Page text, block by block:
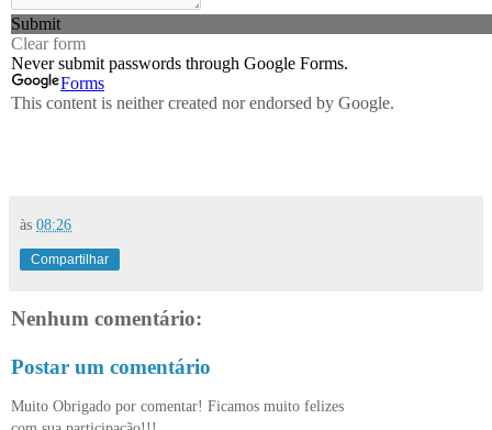
às 08:26
Compartilhar
Nenhum comentário:
Postar um comentário
Muito Obrigado por comentar! Ficamos muito felizes